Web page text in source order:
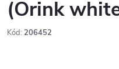
(Orink
Kód: 206452